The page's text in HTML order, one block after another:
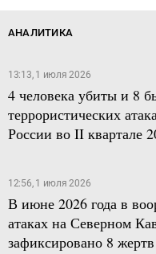
АНАЛИТИКА
13:13, 1 июля 2026
4 человека убиты и 8
террористических
России во II квартале
12:56, 1 июля 2026
В июне 2026 года в
атаках на Северном
зафиксировано 8 жертв